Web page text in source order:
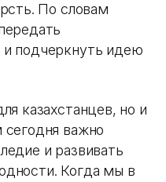
По словам
и подчеркнуть идею
казахстанцев, но и
сегодня важно
и развивать
Когда мы в